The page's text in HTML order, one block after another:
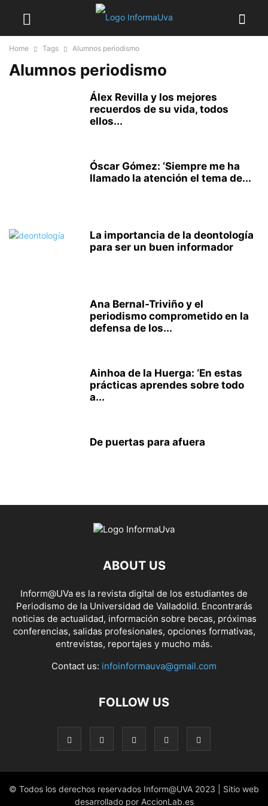
Home Tags Alumnos periodismo
Alumnos periodismo
Álex Revilla y los mejores
recuerdos de su vida, todos
ellos...
Óscar Gómez: ‘Siempre me ha
llamado la atención el tema de...
La importancia de la deontología
para ser un buen informador
Ana Bernal-Triviño y el
periodismo comprometido en la
defensa de los...
Ainhoa de la Huerga: ‘En estas
prácticas aprendes sobre todo
a...
De puertas para afuera
ABOUT US
Inform@UVa es la revista digital de los estudiantes de
Periodismo de la Universidad de Valladolid. Encontrarás
noticias de actualidad, información sobre becas, próximas
conferencias, salidas profesionales, opciones formativas,
entrevistas, reportajes y mucho más.
Contact us: infoinformauva@gmail.com
FOLLOW US
© Todos los derechos reservados Inform@UVA 2023 | Sitio web
desarrollado por AccionLab.es